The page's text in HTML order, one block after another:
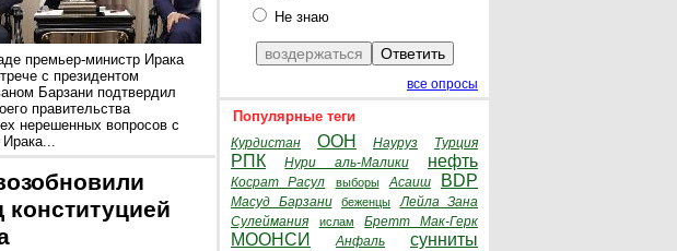
премьер-министр Ирака
с президентом
Барзани подтвердил
правительства
нерешенных вопросов с
Ирака...
конституцией
Не знаю
все опросы
Популярные теги
Курдистан ООН Науруз Турция
РПК Нури аль-Малики нефть
Косрат Расул выборы Асаиш BDP
Масуд Барзани беженцы
Лейла Зана
Сулеймания
ислам Бретт Мак-Герк
МООНСИ Анфаль сунниты